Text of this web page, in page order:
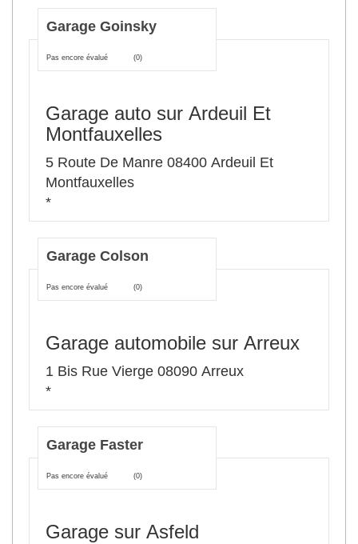
Garage Goinsky
Pas encore évalué (0)
Garage auto sur Ardeuil Et
Montfauxelles
5 Route De Manre 08400 Ardeuil Et
Montfauxelles
*
Garage Colson
Pas encore évalué (0)
Garage automobile sur Arreux
1 Bis Rue Vierge 08090 Arreux
*
Garage Faster
Pas encore évalué (0)
Garage sur Asfeld